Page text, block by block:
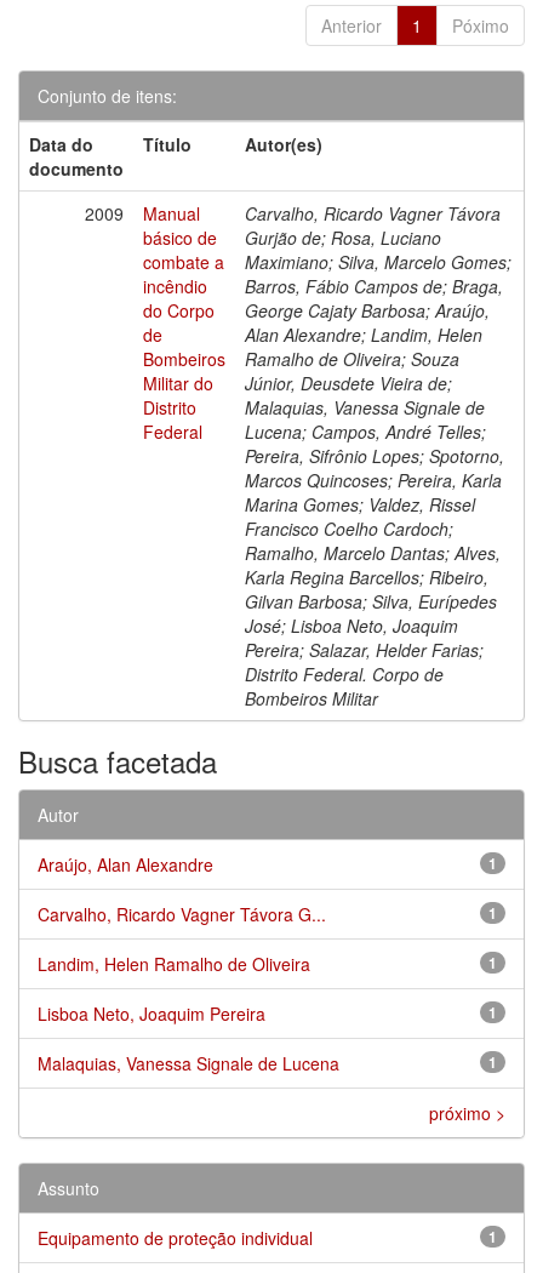
Anterior 1 Póximo
Conjunto de itens:
Data do
documento
Título Autor(es)
2009
Manual
básico de
combate a
incêndio
do Corpo
de
Bombeiros
Militar do
Distrito
Federal
Carvalho, Ricardo Vagner Távora
Gurjão de; Rosa, Luciano
Maximiano; Silva, Marcelo Gomes;
Barros, Fábio Campos de; Braga,
George Cajaty Barbosa; Araújo,
Alan Alexandre; Landim, Helen
Ramalho de Oliveira; Souza
Júnior, Deusdete Vieira de;
Malaquias, Vanessa Signale de
Lucena; Campos, André Telles;
Pereira, Sifrônio Lopes; Spotorno,
Marcos Quincoses; Pereira, Karla
Marina Gomes; Valdez, Rissel
Francisco Coelho Cardoch;
Ramalho, Marcelo Dantas; Alves,
Karla Regina Barcellos; Ribeiro,
Gilvan Barbosa; Silva, Eurípedes
José; Lisboa Neto, Joaquim
Pereira; Salazar, Helder Farias;
Distrito Federal. Corpo de
Bombeiros Militar
Busca facetada
Autor
1
Araújo, Alan Alexandre
1
Carvalho, Ricardo Vagner Távora G...
1
Landim, Helen Ramalho de Oliveira
1
Lisboa Neto, Joaquim Pereira
1
Malaquias, Vanessa Signale de Lucena
próximo >
Assunto
1
Equipamento de proteção individual